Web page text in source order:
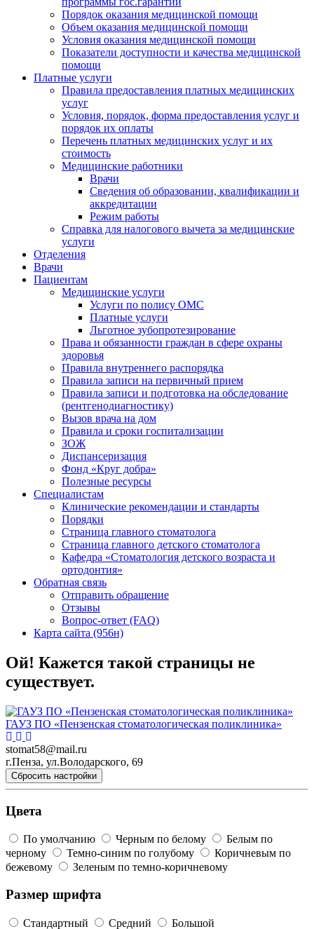
Порядок оказания медицинской помощи
Объем оказания медицинской помощи
Условия оказания медицинской помощи
Показатели доступности и качества медицинской
помощи
Платные услуги
Правила предоставления платных медицинских
услуг
Условия, порядок, форма предоставления услуг и
порядок их оплаты
Перечень платных медицинских услуг и их
стоимость
Медицинские работники
Врачи
Сведения об образовании, квалификации и
аккредитации
Режим работы
Справка для налогового вычета за медицинские
услуги
Отделения
Врачи
Пациентам
Медицинские услуги
Услуги по полису ОМС
Платные услуги
Льготное зубопротезирование
Права и обязанности граждан в сфере охраны
здоровья
Правила внутреннего распорядка
Правила записи на первичный прием
Правила записи и подготовка на обследование
(рентгенодиагностику)
Вызов врача на дом
Правила и сроки госпитализации
ЗОЖ
Диспансеризация
Фонд «Круг добра»
Полезные ресурсы
Специалистам
Клинические рекомендации и стандарты
Порядки
Страница главного стоматолога
Страница главного детского стоматолога
Кафедра «Стоматология детского возраста и
ортодонтия»
Обратная связь
Отправить обращение
Отзывы
Вопрос-ответ (FAQ)
Карта сайта (956н)
Ой! Кажется такой страницы не
существует.
ГАУЗ ПО «Пензенская стоматологическая поликлиника»
stomat58@mail.ru
г.Пенза, ул.Володарского, 69
Сбросить настройки
Цвета
По умолчанию Черным по белому
Белым по
черному
Темно-синим по голубому
Коричневым по
бежевому
Зеленым по темно-коричневому
Размер шрифта
Стандартный Средний Большой